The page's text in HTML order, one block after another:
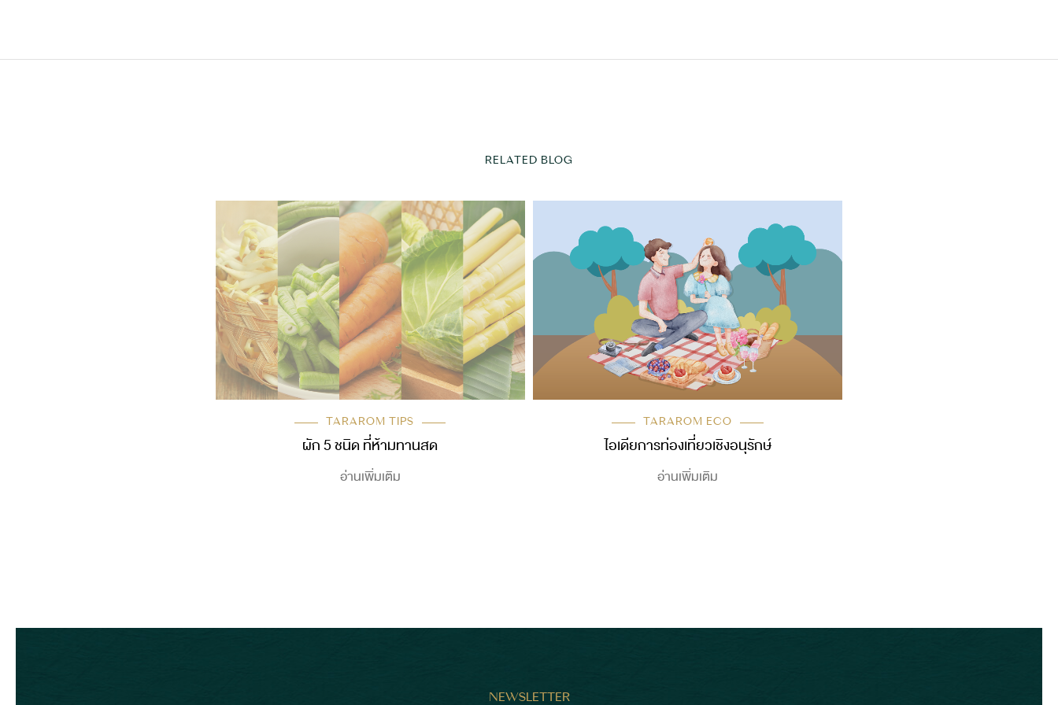
RELATED BLOG
TARAROM TIPS
ผัก 5 ชนิด ที่ห้ามทานสด
อ่านเพิ่มเติม
TARAROM ECO
ไอเดียการท่องเที่ยวเชิงอนุรักษ์
อ่านเพิ่มเติม
NEWSLETTER